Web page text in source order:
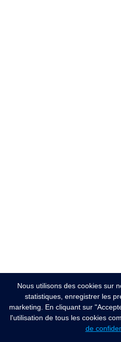
Nous utilisons des cookies sur
statistiques, enregistrer les
marketing. En cliquant sur
l'utilisation de tous les cookies
de